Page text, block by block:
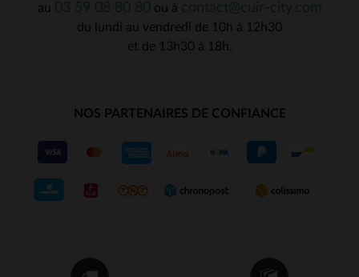
au
ou à
du lundi au vendredi de 10h à 12h30
et de 13h30 à 18h.
NOS PARTENAIRES DE CONFIANCE